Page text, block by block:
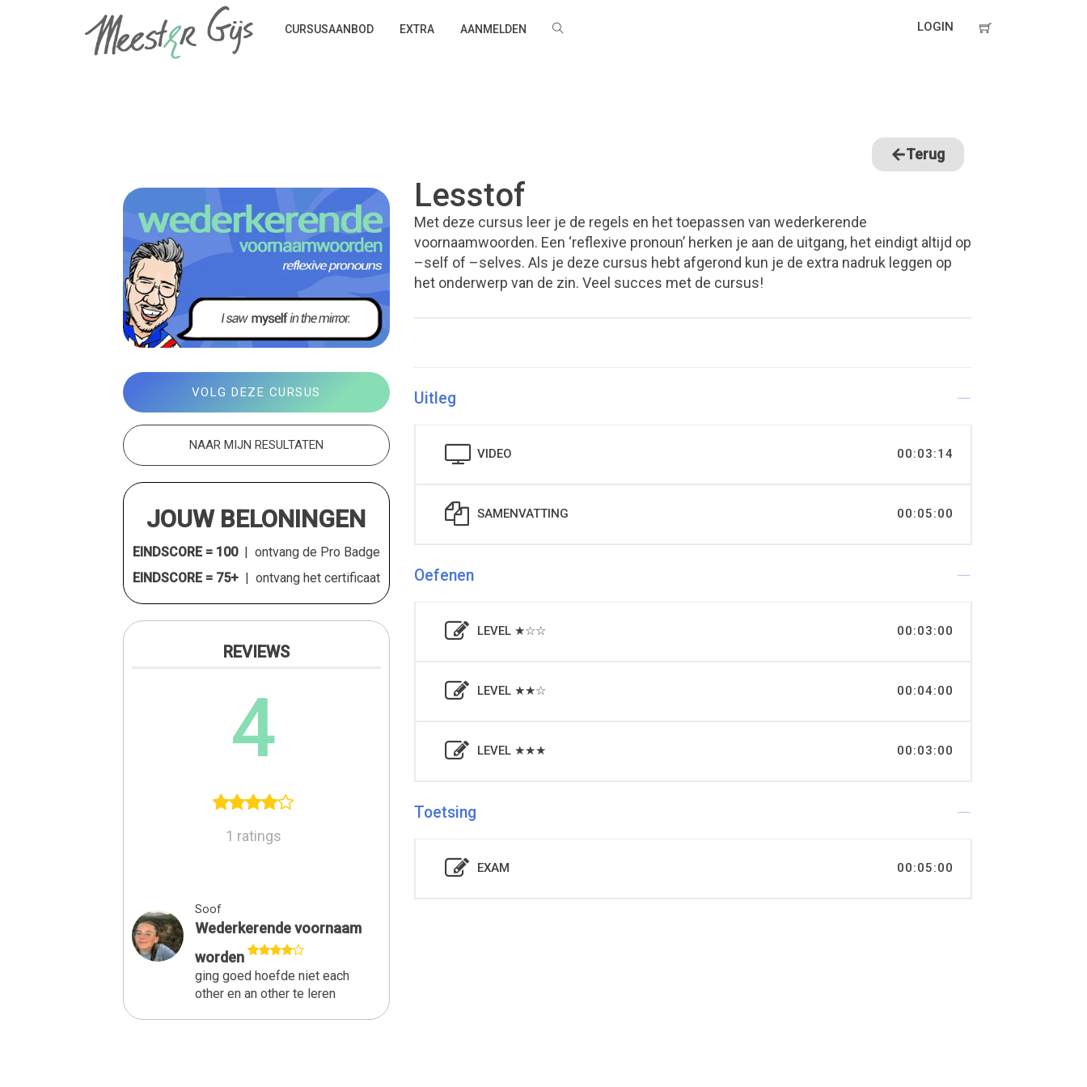
CURSUSAANBOD EXTRA AANMELDEN LOGIN
Terug
VOLG DEZE CURSUS
NAAR MIJN RESULTATEN
JOUW BELONINGEN
EINDSCORE = 100| ontvang de Pro Badge
EINDSCORE = 75+ | ontvang het certificaat
REVIEWS
4
1 ratings
Soof
Wederkerende voornaam
worden
ging goed hoefde niet each
other en an other te leren
Lesstof
Met deze cursus leer je de regels en het toepassen van wederkerende
voornaamwoorden. Een ‘reflexive pronoun’ herken je aan de uitgang, het eindigt altijd op
–self of –selves. Als je deze cursus hebt afgerond kun je de extra nadruk leggen op
het onderwerp van de zin. Veel succes met de cursus!
Uitleg
VIDEO 00:03:14
SAMENVATTING 00:05:00
Oefenen
LEVEL ★☆☆ 00:03:00
LEVEL ★★☆ 00:04:00
LEVEL ★★★ 00:03:00
Toetsing
EXAM 00:05:00